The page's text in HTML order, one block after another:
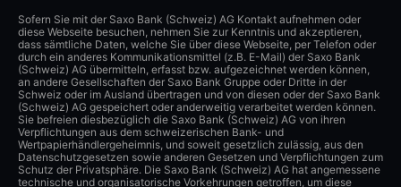
Sofern Sie mit der Saxo Bank (Schweiz) AG Kontakt aufnehmen oder
diese Webseite besuchen, nehmen Sie zur Kenntnis und akzeptieren,
dass sämtliche Daten, welche Sie über diese Webseite, per Telefon oder
durch ein anderes Kommunikationsmittel (z.B. E-Mail) der Saxo Bank
(Schweiz) AG übermitteln, erfasst bzw. aufgezeichnet werden können,
an andere Gesellschaften der Saxo Bank Gruppe oder Dritte in der
Schweiz oder im Ausland übertragen und von diesen oder der Saxo Bank
(Schweiz) AG gespeichert oder anderweitig verarbeitet werden können.
Sie befreien diesbezüglich die Saxo Bank (Schweiz) AG von ihren
Verpflichtungen aus dem schweizerischen Bank- und
Wertpapierhändlergeheimnis, und soweit gesetzlich zulässig, aus den
Datenschutzgesetzen sowie anderen Gesetzen und Verpflichtungen zum
Schutz der Privatsphäre. Die Saxo Bank (Schweiz) AG hat angemessene
technische und organisatorische Vorkehrungen getroffen, um diese